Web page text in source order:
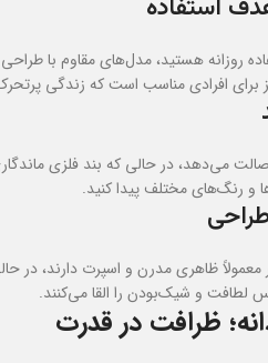
روزانه هستید، مدل‌های مقاوم با
افرادی مناسب است که زندگی
می‌دهد، در حالی که بند فلزی
و رنگ‌های مختلف پیدا کنید.
ظاهری مدرن و اسپرت دارند،
و شیک‌بودن را القا می‌کنند.
ظرافت در قدرت